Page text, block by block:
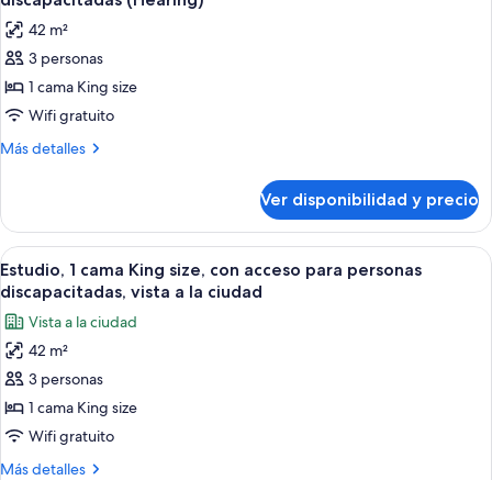
discapacitadas,
bañera
acceso
para
personas
discapacitadas,
bañera
las
fotos
de
Estudio,
1
cama
con
acceso
para
personas
discapacitadas
(Hearing)
42 m²
3 personas
1 cama King size
Wifi gratuito
Más detalles
Más
1
cama
King
size,
acceso
para
personas
discapacitadas
(Hearing)
Ver disponibilidad y precio
Ver
todas
las
fotos
de
Estudio,
1
cama
King
Una habitación de hotel moderna
5
Estudio, 1 cama King size, con acceso para personas
discapacitadas, vista a la ciudad
Vista a la ciudad
42 m²
3 personas
1 cama King size
Wifi gratuito
Más detalles
Más